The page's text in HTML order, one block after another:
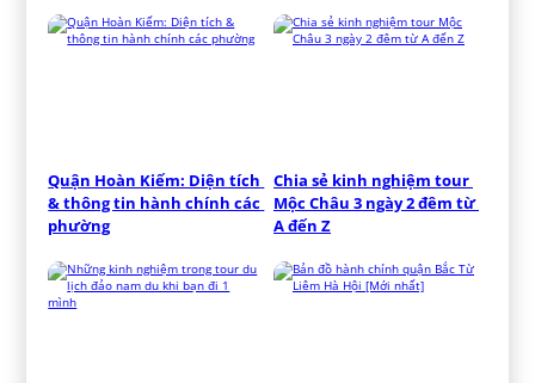
Quận Hoàn Kiếm: Diện tích
& thông tin hành chính các
phường
Chia sẻ kinh nghiệm tour
Mộc Châu 3 ngày 2 đêm từ
A đến Z